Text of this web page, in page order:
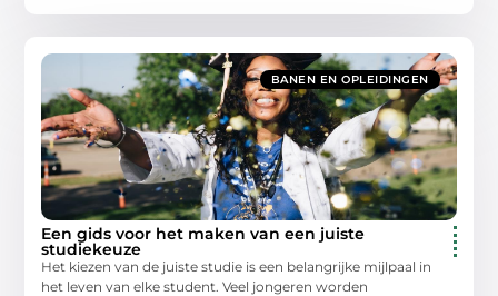
BANEN EN OPLEIDINGEN
Een gids voor het maken van een juiste
studiekeuze
Het kiezen van de juiste studie is een belangrijke mijlpaal in
het leven van elke student. Veel jongeren worden